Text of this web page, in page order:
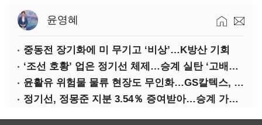
윤영혜
중동전 장기화에 미 무기고 ‘비상’…K방산 기회
‘조선 호황’ 업은 정기선 체제…승계 실탄 ‘고배당’ 주목
윤활유 위험물 물류 현장도 무인화…GS칼텍스, 디지털 전환 가속
정기선, 정몽준 지분 3.54％ 증여받아…승계 가속화